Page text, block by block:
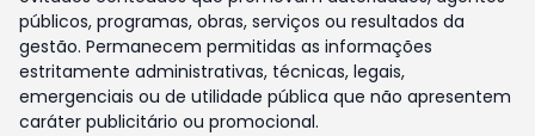
públicos, programas, obras, serviços ou resultados da
gestão. Permanecem permitidas as informações
estritamente administrativas, técnicas, legais,
emergenciais ou de utilidade pública que não apresentem
caráter publicitário ou promocional.